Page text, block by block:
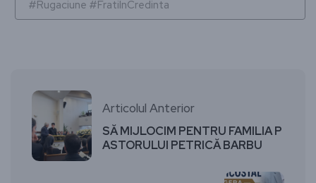
#Rugaciune #FratiInCredinta
Articolul Anterior
SĂ MIJLOCIM PENTRU FAMILIA P
ASTORULUI PETRICĂ BARBU